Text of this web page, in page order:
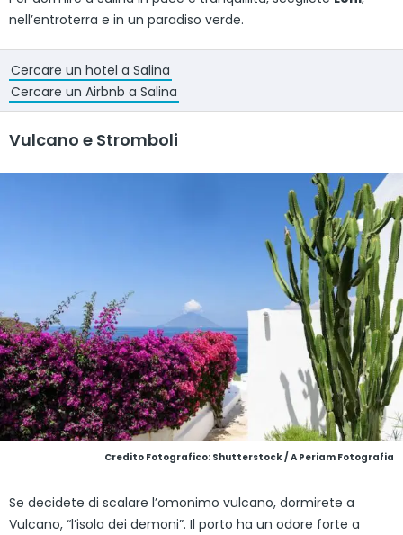
nell’entroterra e in un paradiso verde.
Cercare un hotel a Salina
Cercare un Airbnb a Salina
Vulcano e Stromboli
Credito Fotografico: Shutterstock / A Periam Fotografia
Se decidete di scalare l’omonimo vulcano, dormirete a
Vulcano, “l’isola dei demoni”. Il porto ha un odore forte a